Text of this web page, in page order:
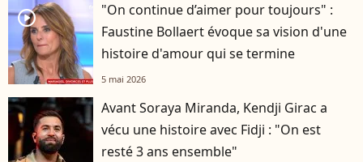
player2
"On continue d’aimer pour toujours" :
Faustine Bollaert évoque sa vision d'une
histoire d'amour qui se termine
5 mai 2026
Avant Soraya Miranda, Kendji Girac a
vécu une histoire avec Fidji : "On est
resté 3 ans ensemble"